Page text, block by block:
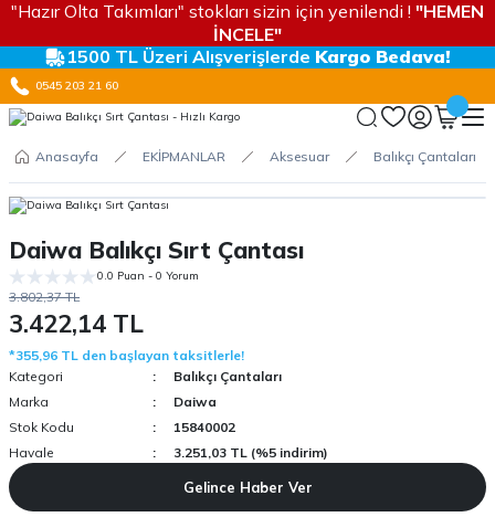
"Hazır Olta Takımları" stokları sizin için yenilendi ! "HEMEN
İNCELE"
1500 TL Üzeri Alışverişlerde Kargo Bedava!
0545 203 21 60
Anasayfa EKİPMANLAR Aksesuar Balıkçı Çantaları
Daiwa Balıkçı Sırt Çantası
0.0 Puan - 0 Yorum
3.802,37 TL
3.422,14 TL
*355,96 TL den başlayan taksitlerle!
Kategori
Balıkçı Çantaları
Marka
Daiwa
Stok Kodu
15840002
Havale
3.251,03 TL (%5 indirim)
Gelince Haber Ver